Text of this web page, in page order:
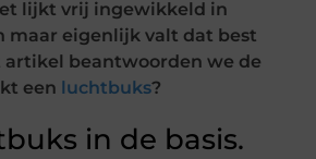
lijkt vrij ingewikkeld in
maar eigenlijk valt dat best
artikel beantwoorden we de
een luchtbuks?
in de basis.